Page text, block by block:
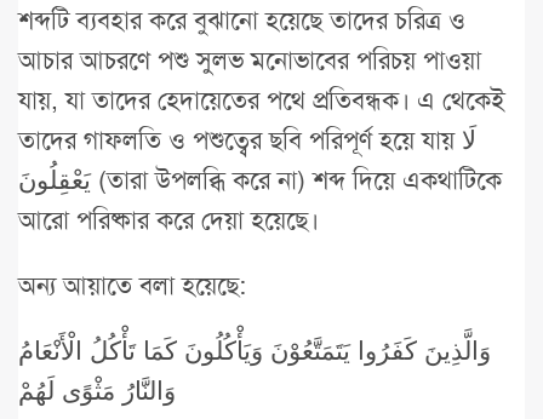
শব্দটি ব্যবহার করে বুঝানো হয়েছে তাদের চরিত্র ও
আচার আচরণে পশু সুলভ মনোভাবের পরিচয় পাওয়া
যায়, যা তাদের হেদায়েতের পথে প্রতিবন্ধক। এ থেকেই
তাদের গাফলতি ও পশুত্বের ছবি পরিপূর্ণ হয়ে যায় لَا
يَعْقِلُونَ (তারা উপলব্ধি করে না) শব্দ দিয়ে একথাটিকে
আরো পরিষ্কার করে দেয়া হয়েছে।
অন্য আয়াতে বলা হয়েছে:
وَالَّذِينَ كَفَرُوا يَتَمَتَّعُوْنَ وَيَأْكُلُونَ كَمَا تَأْكُلُ الْأَنْعَامُ
وَالنَّارُ مَثْوًى لَهُمْ